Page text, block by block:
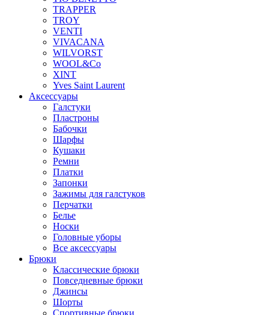
TRAPPER
TROY
VENTI
VIVACANA
WILVORST
WOOL&Co
XINT
Yves Saint Laurent
Аксессуары
Галстуки
Пластроны
Бабочки
Шарфы
Кушаки
Ремни
Платки
Запонки
Зажимы для галстуков
Перчатки
Белье
Носки
Головные уборы
Все аксессуары
Брюки
Классические брюки
Повседневные брюки
Джинсы
Шорты
Спортивные брюки